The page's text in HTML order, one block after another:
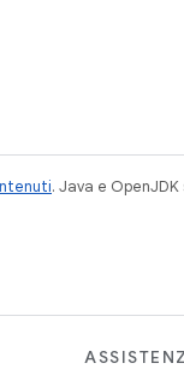
. Java e